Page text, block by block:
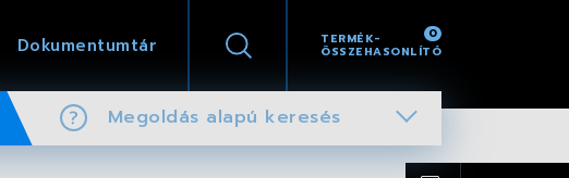
TERMÉK-
ÖSSZEHASONLÍTÓ
0
Dokumentumtár
Megoldás alapú keresés